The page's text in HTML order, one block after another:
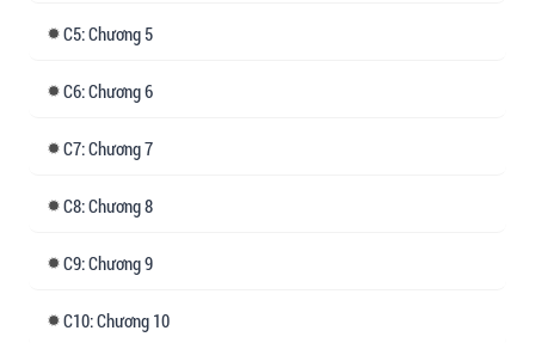
Tin nhắn vừa gửi, đối phương đã trả lời ngay:
5: Chương 5
6: Chương 6
7: Chương 7
8: Chương 8
9: Chương 9
10: Chương 10